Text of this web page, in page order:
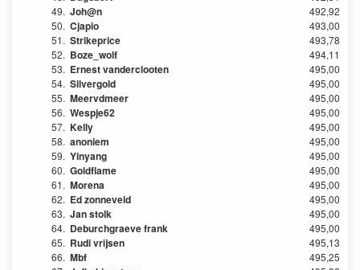
49. Joh@n
492,92
50. Cjapio
493,00
51. Strikeprice
493,78
52. Boze_wolf
494,11
53. Ernest vanderclooten
495,00
54. Silvergold
495,00
55. Meervdmeer
495,00
56. Wespje62
495,00
57. Kelly
495,00
58. anoniem
495,00
59. Yinyang
495,00
60. Goldflame
495,00
61. Morena
495,00
62. Ed zonneveld
495,00
63. Jan stolk
495,00
64. Deburchgraeve frank
495,00
65. Rudi vrijsen
495,13
66. Mbf
495,25